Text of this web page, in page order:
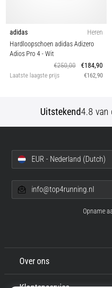
adidas
Heren
Hardloopschoen adidas Adizero
Adios Pro 4- Wit
€250,00
€184,90
Laatste laagste prijs €162,90
Uitstekend4.8 van
Over ons
EUR - Nederland (Dutch)
info@top4running.nl
Opname